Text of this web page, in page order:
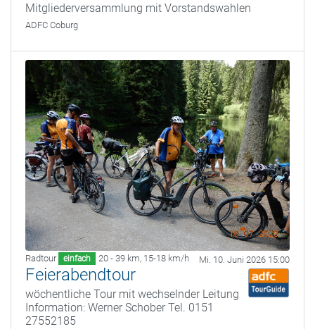
Mitgliederversammlung mit Vorstandswahlen
ADFC Coburg
Radtour einfach 20 - 39 km, 15-18 km/h Mi. 10. Juni 2026 15:00
Feierabendtour
wöchentliche Tour mit wechselnder Leitung
Information: Werner Schober Tel. 0151
27552185